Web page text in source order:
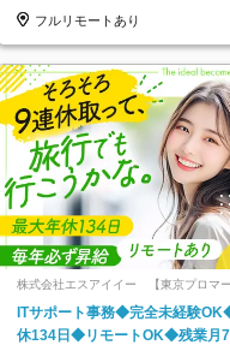
フルリモートあり
株式会社エスアイイー 【東京プロマー
ITサポート事務◆完全未経験
休134日◆リモートOK◆残業月